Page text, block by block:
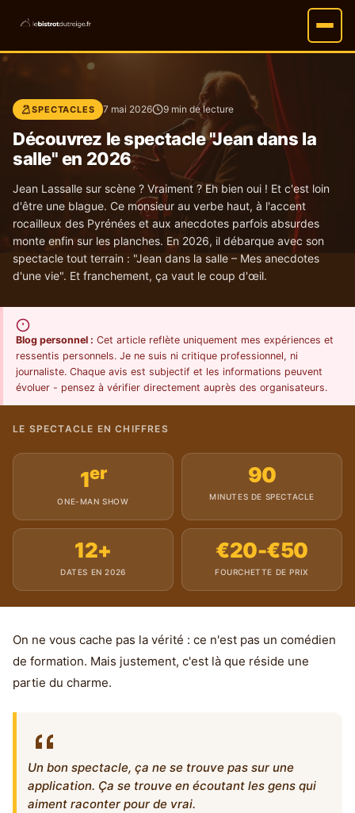
SPECTACLES 7 mai 2026 9 min de lecture
Découvrez le spectacle "Jean dans la
salle" en 2026
Jean Lassalle sur scène ? Vraiment ? Eh bien oui ! Et c'est loin
d'être une blague. Ce monsieur au verbe haut, à l'accent
rocailleux des Pyrénées et aux anecdotes parfois absurdes
monte enfin sur les planches. En 2026, il débarque avec son
spectacle tout terrain : "Jean dans la salle – Mes anecdotes
d'une vie". Et franchement, ça vaut le coup d'œil.
Blog personnel : Cet article reflète uniquement mes expériences et
ressentis personnels. Je ne suis ni critique professionnel, ni
journaliste. Chaque avis est subjectif et les informations peuvent
évoluer - pensez à vérifier directement auprès des organisateurs.
LE SPECTACLE EN CHIFFRES
1er
ONE-MAN SHOW
90
MINUTES DE SPECTACLE
12+
DATES EN 2026
€20-€50
FOURCHETTE DE PRIX
On ne vous cache pas la vérité : ce n'est pas un comédien
de formation. Mais justement, c'est là que réside une
partie du charme.
Un bon spectacle, ça ne se trouve pas sur une
application. Ça se trouve en écoutant les gens qui
aiment raconter pour de vrai.